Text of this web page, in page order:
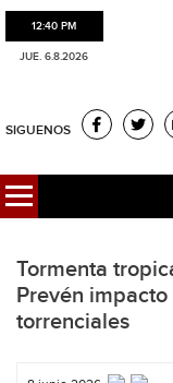
12:40 PM
JUE. 6.8.2026
SIGUENOS
Tormenta
Prevén
torrenciales